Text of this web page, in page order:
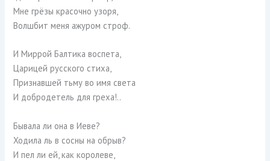
Мне грёзы красочно узоря,
Волшбит меня ажуром строф.
И Миррой Балтика воспета,
Царицей русского стиха,
Признавшей тьму во имя света
И добродетель для греха!..
Бывала ли она в Иеве?
Ходила ль в сосны на обрыв?
И пел ли ей, как королеве,